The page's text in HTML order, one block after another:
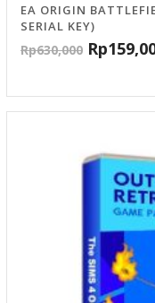
EA ORIGIN
SERIAL KEY)
Rp630,000 Rp